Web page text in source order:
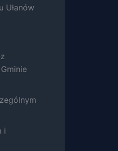
Ułanów
i